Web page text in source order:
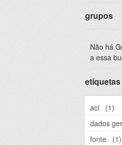
grupos
Não há
a essa
etiquetas
acl (1)
dados
fonte
(1)